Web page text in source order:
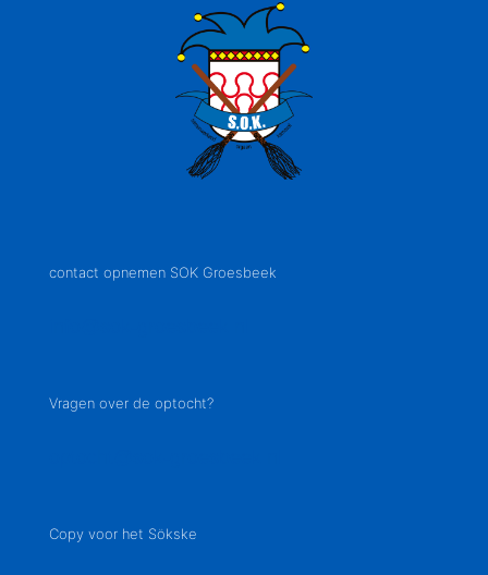
contact opnemen SOK Groesbeek
Vragen over de optocht?
Copy voor het Sökske